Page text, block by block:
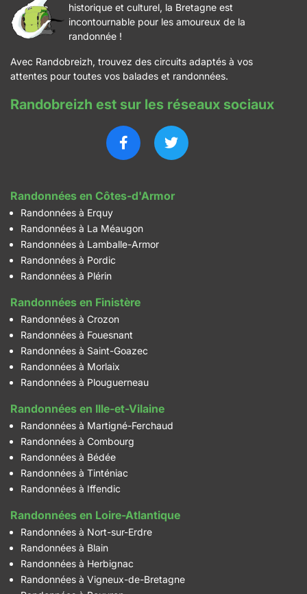
historique et culturel, la Bretagne est
incontournable pour les amoureux de la
randonnée !
Avec Randobreizh, trouvez des circuits adaptés à vos
attentes pour toutes vos balades et randonnées.
Randobreizh est sur les réseaux sociaux
Randonnées en Côtes-d'Armor
Randonnées à Erquy
Randonnées à La Méaugon
Randonnées à Lamballe-Armor
Randonnées à Pordic
Randonnées à Plérin
Randonnées en Finistère
Randonnées à Crozon
Randonnées à Fouesnant
Randonnées à Saint-Goazec
Randonnées à Morlaix
Randonnées à Plouguerneau
Randonnées en Ille-et-Vilaine
Randonnées à Martigné-Ferchaud
Randonnées à Combourg
Randonnées à Bédée
Randonnées à Tinténiac
Randonnées à Iffendic
Randonnées en Loire-Atlantique
Randonnées à Nort-sur-Erdre
Randonnées à Blain
Randonnées à Herbignac
Randonnées à Vigneux-de-Bretagne